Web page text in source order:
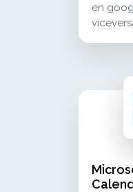
en
microsoft
calendar